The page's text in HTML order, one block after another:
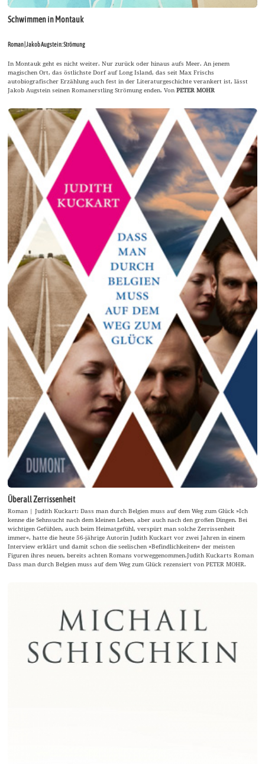
Schwimmen in Montauk
Roman | Jakob Augstein: Strömung
In Montauk geht es nicht weiter. Nur zurück oder hinaus aufs Meer. An jenem
magischen Ort, das östlichste Dorf auf Long Island, das seit Max Frischs
autobiografischer Erzählung auch fest in der Literaturgeschichte verankert ist, lässt
Jakob Augstein seinen Romanerstling Strömung enden. VonPETER MOHR
Überall Zerrissenheit
Roman | Judith Kuckart: Dass man durch Belgien muss auf dem Weg zum Glück »Ich
kenne die Sehnsucht nach dem kleinen Leben, aber auch nach den großen Dingen. Bei
wichtigen Gefühlen, auch beim Heimatgefühl, verspürt man solche Zerrissenheit
immer«, hatte die heute 56-jährige Autorin Judith Kuckart vor zwei Jahren in einem
Interview erklärt und damit schon die seelischen »Befindlichkeiten« der meisten
Figuren ihres neuen, bereits achten Romans vorweggenommen.Judith Kuckarts Roman
Dass man durch Belgien muss auf dem Weg zum Glück rezensiert von PETER MOHR.